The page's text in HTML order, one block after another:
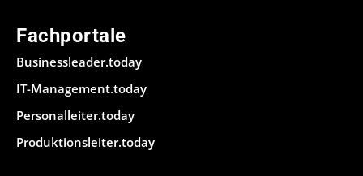
Fachportale
Businessleader.today
IT-Management.today
Personalleiter.today
Produktionsleiter.today